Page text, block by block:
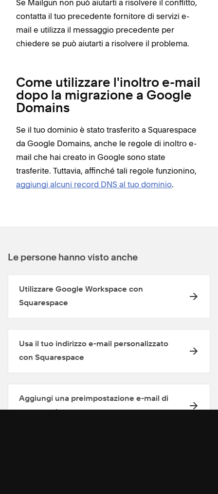
Se Mailgun non può aiutarti a risolvere il conflitto,
contatta il tuo precedente fornitore di servizi e-
mail e utilizza il messaggio precedente per
chiedere se può aiutarti a risolvere il problema.
Come utilizzare l'inoltro e-mail
dopo la migrazione a Google
Domains
Se il tuo dominio è stato trasferito a Squarespace
da Google Domains, anche le regole di inoltro e-
mail che hai creato in Google sono state
trasferite. Tuttavia, affinché tali regole funzionino,
aggiungi alcuni record DNS al tuo dominio.
Le persone hanno visto anche
Utilizzare Google Workspace con
Squarespace
Usa il tuo indirizzo e-mail personalizzato
con Squarespace
Aggiungi una preimpostazione e-mail di
terze parti